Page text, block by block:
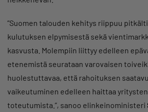
”Suomen talouden kehitys riippuu
kulutuksen elpymisestä sekä
kasvusta. Molempiin liittyy edelleen
etenemistä seurataan varovaisen
huolestuttavaa, että rahoituksen
vaikeutuminen edelleen haittaa
toteutumista.”, sanoo elinkeinoministeri